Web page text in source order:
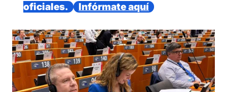
oficiales.
Infórmate aquí